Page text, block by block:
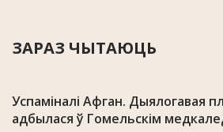
ЗАРАЗ ЧЫТАЮЦЬ
Успаміналі Афган. Дыялогавая
адбылася ў Гомельскім